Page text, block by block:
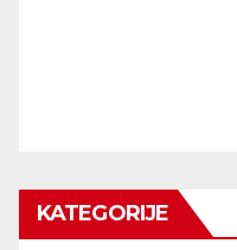
KATEGORIJE